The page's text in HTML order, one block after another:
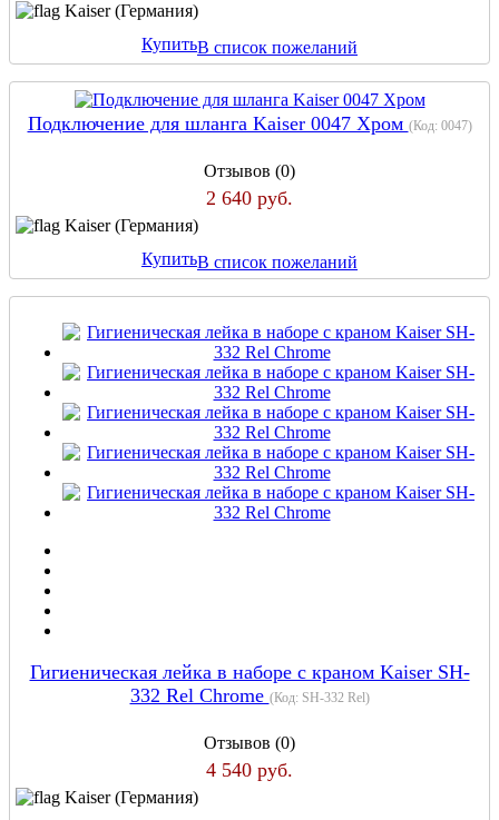
Kaiser (Германия)
КупитьВ список пожеланий
Подключение для шланга Kaiser 0047 Хром (Код: 0047)
Отзывов (0)
2 640 руб.
Kaiser (Германия)
КупитьВ список пожеланий
Гигиеническая лейка в наборе с краном Kaiser SH-
332 Rel Chrome (Код: SH-332 Rel)
Отзывов (0)
4 540 руб.
Kaiser (Германия)